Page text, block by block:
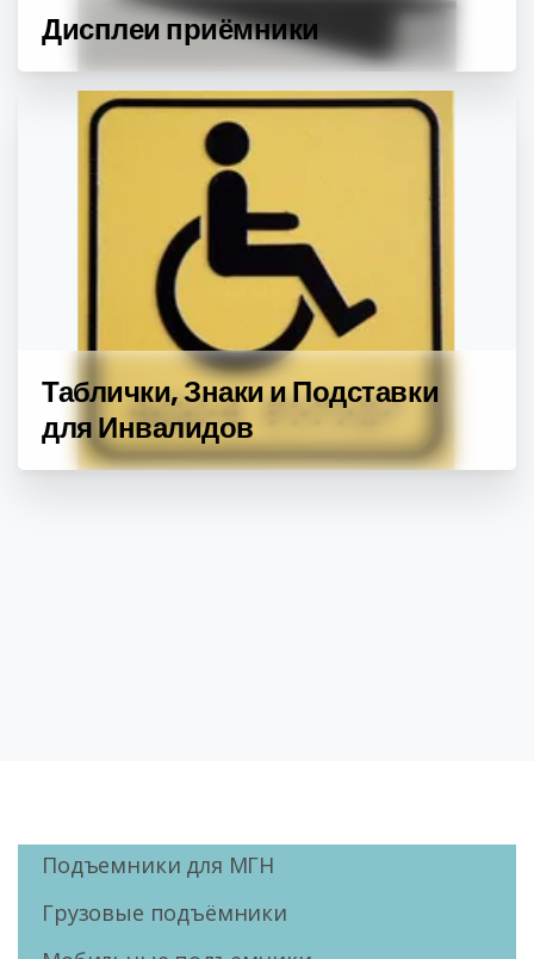
Дисплеи приёмники
Таблички, Знаки и Подставки
для Инвалидов
Подъемники для МГН
Грузовые подъёмники